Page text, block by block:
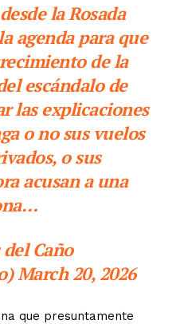
la Rosada
agenda para que
de la
escándalo de
las explicaciones
o no sus vuelos
o sus
acusan a una
Caño
March 20, 2026
que presuntamente